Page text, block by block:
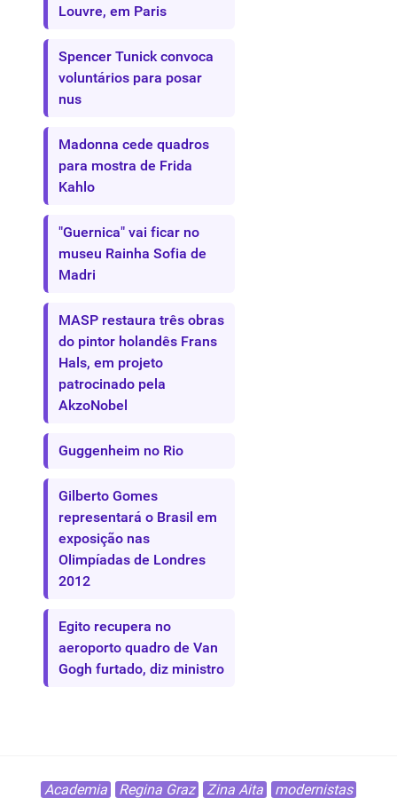
Louvre, em Paris
Spencer Tunick convoca
voluntários para posar
nus
Madonna cede quadros
para mostra de Frida
Kahlo
"Guernica" vai ficar no
museu Rainha Sofia de
Madri
MASP restaura três obras
do pintor holandês Frans
Hals, em projeto
patrocinado pela
AkzoNobel
Guggenheim no Rio
Gilberto Gomes
representará o Brasil em
exposição nas
Olimpíadas de Londres
2012
Egito recupera no
aeroporto quadro de Van
Gogh furtado, diz ministro
Academia Regina Graz Zina Aita modernistas